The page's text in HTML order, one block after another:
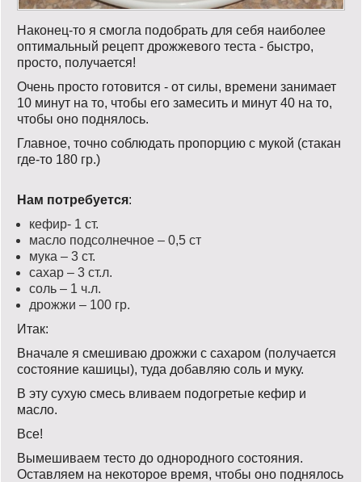
Наконец-то я смогла подобрать для себя наиболее
оптимальный рецепт дрожжевого теста - быстро,
просто, получается!
Очень просто готовится - от силы, времени занимает
10 минут на то, чтобы его замесить и минут 40 на то,
чтобы оно поднялось.
Главное, точно соблюдать пропорцию с мукой (стакан
где-то 180 гр.)
Нам потребуется:
кефир- 1 ст.
масло подсолнечное – 0,5 ст
мука – 3 ст.
сахар – 3 ст.л.
соль – 1 ч.л.
дрожжи – 100 гр.
Итак:
Вначале я смешиваю дрожжи с сахаром (получается
состояние кашицы), туда добавляю соль и муку.
В эту сухую смесь вливаем подогретые кефир и
масло.
Все!
Вымешиваем тесто до однородного состояния.
Оставляем на некоторое время, чтобы оно поднялось